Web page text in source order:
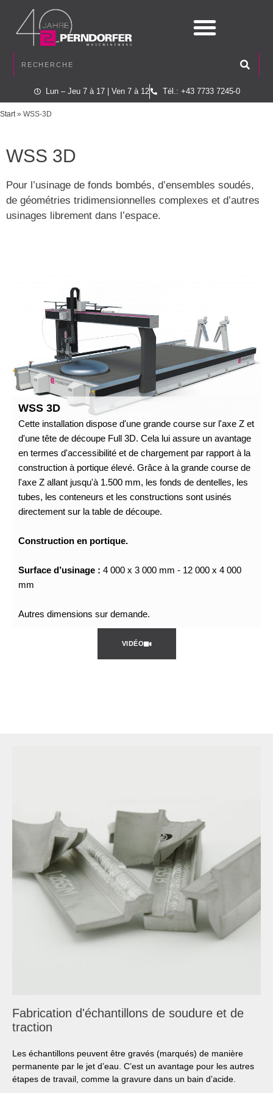
Lun – Jeu 7 à 17 | Ven 7 à 12 Tél.: +43 7733 7245-0
Start » WSS-3D
WSS 3D
Pour l’usinage de fonds bombés, d’ensembles soudés,
de géométries tridimensionnelles complexes et d’autres
usinages librement dans l’espace.
WSS 3D
Cette installation dispose d'une grande course sur l'axe Z et
d'une tête de découpe Full 3D. Cela lui assure un avantage
en termes d'accessibilité et de chargement par rapport à la
construction à portique élevé. Grâce à la grande course de
l'axe Z allant jusqu'à 1.500 mm, les fonds de dentelles, les
tubes, les conteneurs et les constructions sont usinés
directement sur la table de découpe.
Construction en portique.
Surface d’usinage : 4 000 x 3 000 mm - 12 000 x 4 000
mm
Autres dimensions sur demande.
VIDÉO
Fabrication d'échantillons de soudure et de
traction
Les échantillons peuvent être gravés (marqués) de manière
permanente par le jet d’eau. C’est un avantage pour les autres
étapes de travail, comme la gravure dans un bain d’acide.